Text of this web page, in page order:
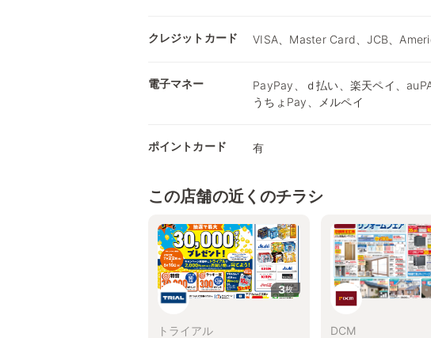
クレジットカード VISA、Master Card、JCB、
電子マネー
PayPay、ｄ払い、楽天ペイ、
うちょPay、メルペイ
ポイントカード 有
この店舗の近くのチラシ
3枚
トライアル DCM